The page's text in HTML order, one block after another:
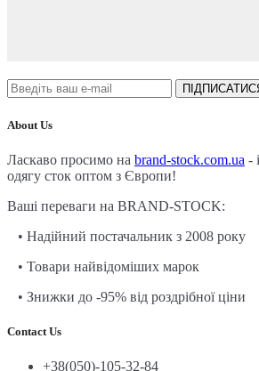
About Us
Ласкаво просимо на brand-stock.com.ua -
одягу сток оптом з Європи!
Ваші переваги на BRAND-STOCK:
• Надійний постачальник з 2008 року
• Товари найвідоміших марок
• Знижки до -95% від роздрібної ціни
Contact Us
+38(050)-105-32-84